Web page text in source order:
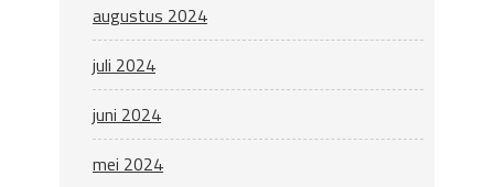
augustus 2024
juli 2024
juni 2024
mei 2024